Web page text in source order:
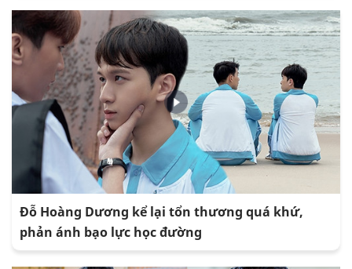
Đỗ Hoàng Dương kể lại tổn thương quá khứ,
phản ánh bạo lực học đường